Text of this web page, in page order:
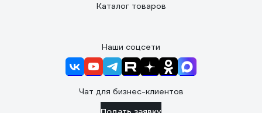
Каталог товаров
Наши соцсети
Чат для бизнес-клиентов